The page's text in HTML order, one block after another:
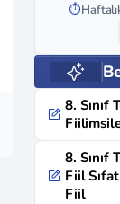
⏱️
8. Sınıf
8. Sınıf
Fiil
Fiil